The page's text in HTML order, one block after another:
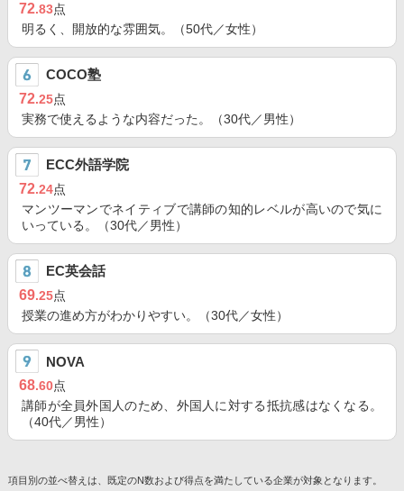
72.83点
明るく、開放的な雰囲気。（50代／女性）
COCO塾
72.25点
実務で使えるような内容だった。（30代／男性）
ECC外語学院
72.24点
マンツーマンでネイティブで講師の知的レベルが高いので気に
いっている。（30代／男性）
EC英会話
69.25点
授業の進め方がわかりやすい。（30代／女性）
NOVA
68.60点
講師が全員外国人のため、外国人に対する抵抗感はなくなる。
（40代／男性）
項目別の並べ替えは、既定のN数および得点を満たしている企業が対象となります。